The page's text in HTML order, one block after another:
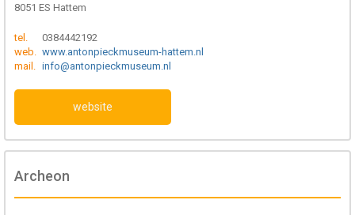
8051 ES Hattem
tel.
0384442192
web.
www.antonpieckmuseum-hattem.nl
mail.
info@antonpieckmuseum.nl
website
Archeon